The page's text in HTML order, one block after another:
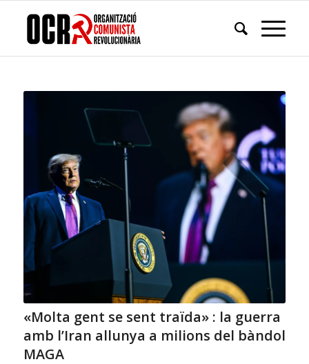
«Molta gent se sent traïda» : la guerra
amb l’Iran allunya a milions del bàndol
MAGA